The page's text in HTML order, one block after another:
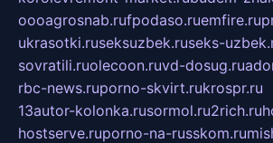
oooagrosnab.rufpodaso.ruemfire.ru
ukrasotki.ruseksuzbek.ruseks-
sovratili.ruolecoon.ruvd-dosug.ru
rbc-news.ruporno-skvirt.rukrospr.ru
13autor-kolonka.rusormol.ru2rich.ru
hostserve.ruporno-na-russkom.ru